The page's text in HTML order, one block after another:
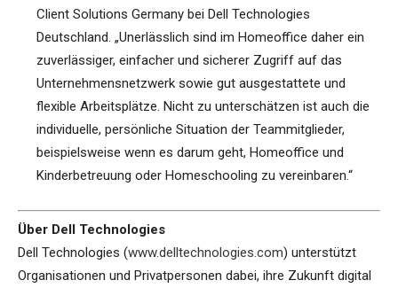
Client Solutions Germany bei Dell Technologies
Deutschland. „Unerlässlich sind im Homeoffice daher ein
zuverlässiger, einfacher und sicherer Zugriff auf das
Unternehmensnetzwerk sowie gut ausgestattete und
flexible Arbeitsplätze. Nicht zu unterschätzen ist auch die
individuelle, persönliche Situation der Teammitglieder,
beispielsweise wenn es darum geht, Homeoffice und
Kinderbetreuung oder Homeschooling zu vereinbaren.“
Über Dell Technologies
Dell Technologies (www.delltechnologies.com) unterstützt
Organisationen und Privatpersonen dabei, ihre Zukunft digital